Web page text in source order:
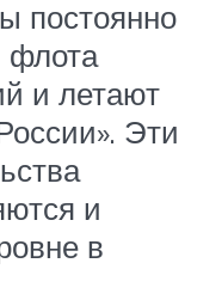
постоянно
флота
и летают
Эти
и
в